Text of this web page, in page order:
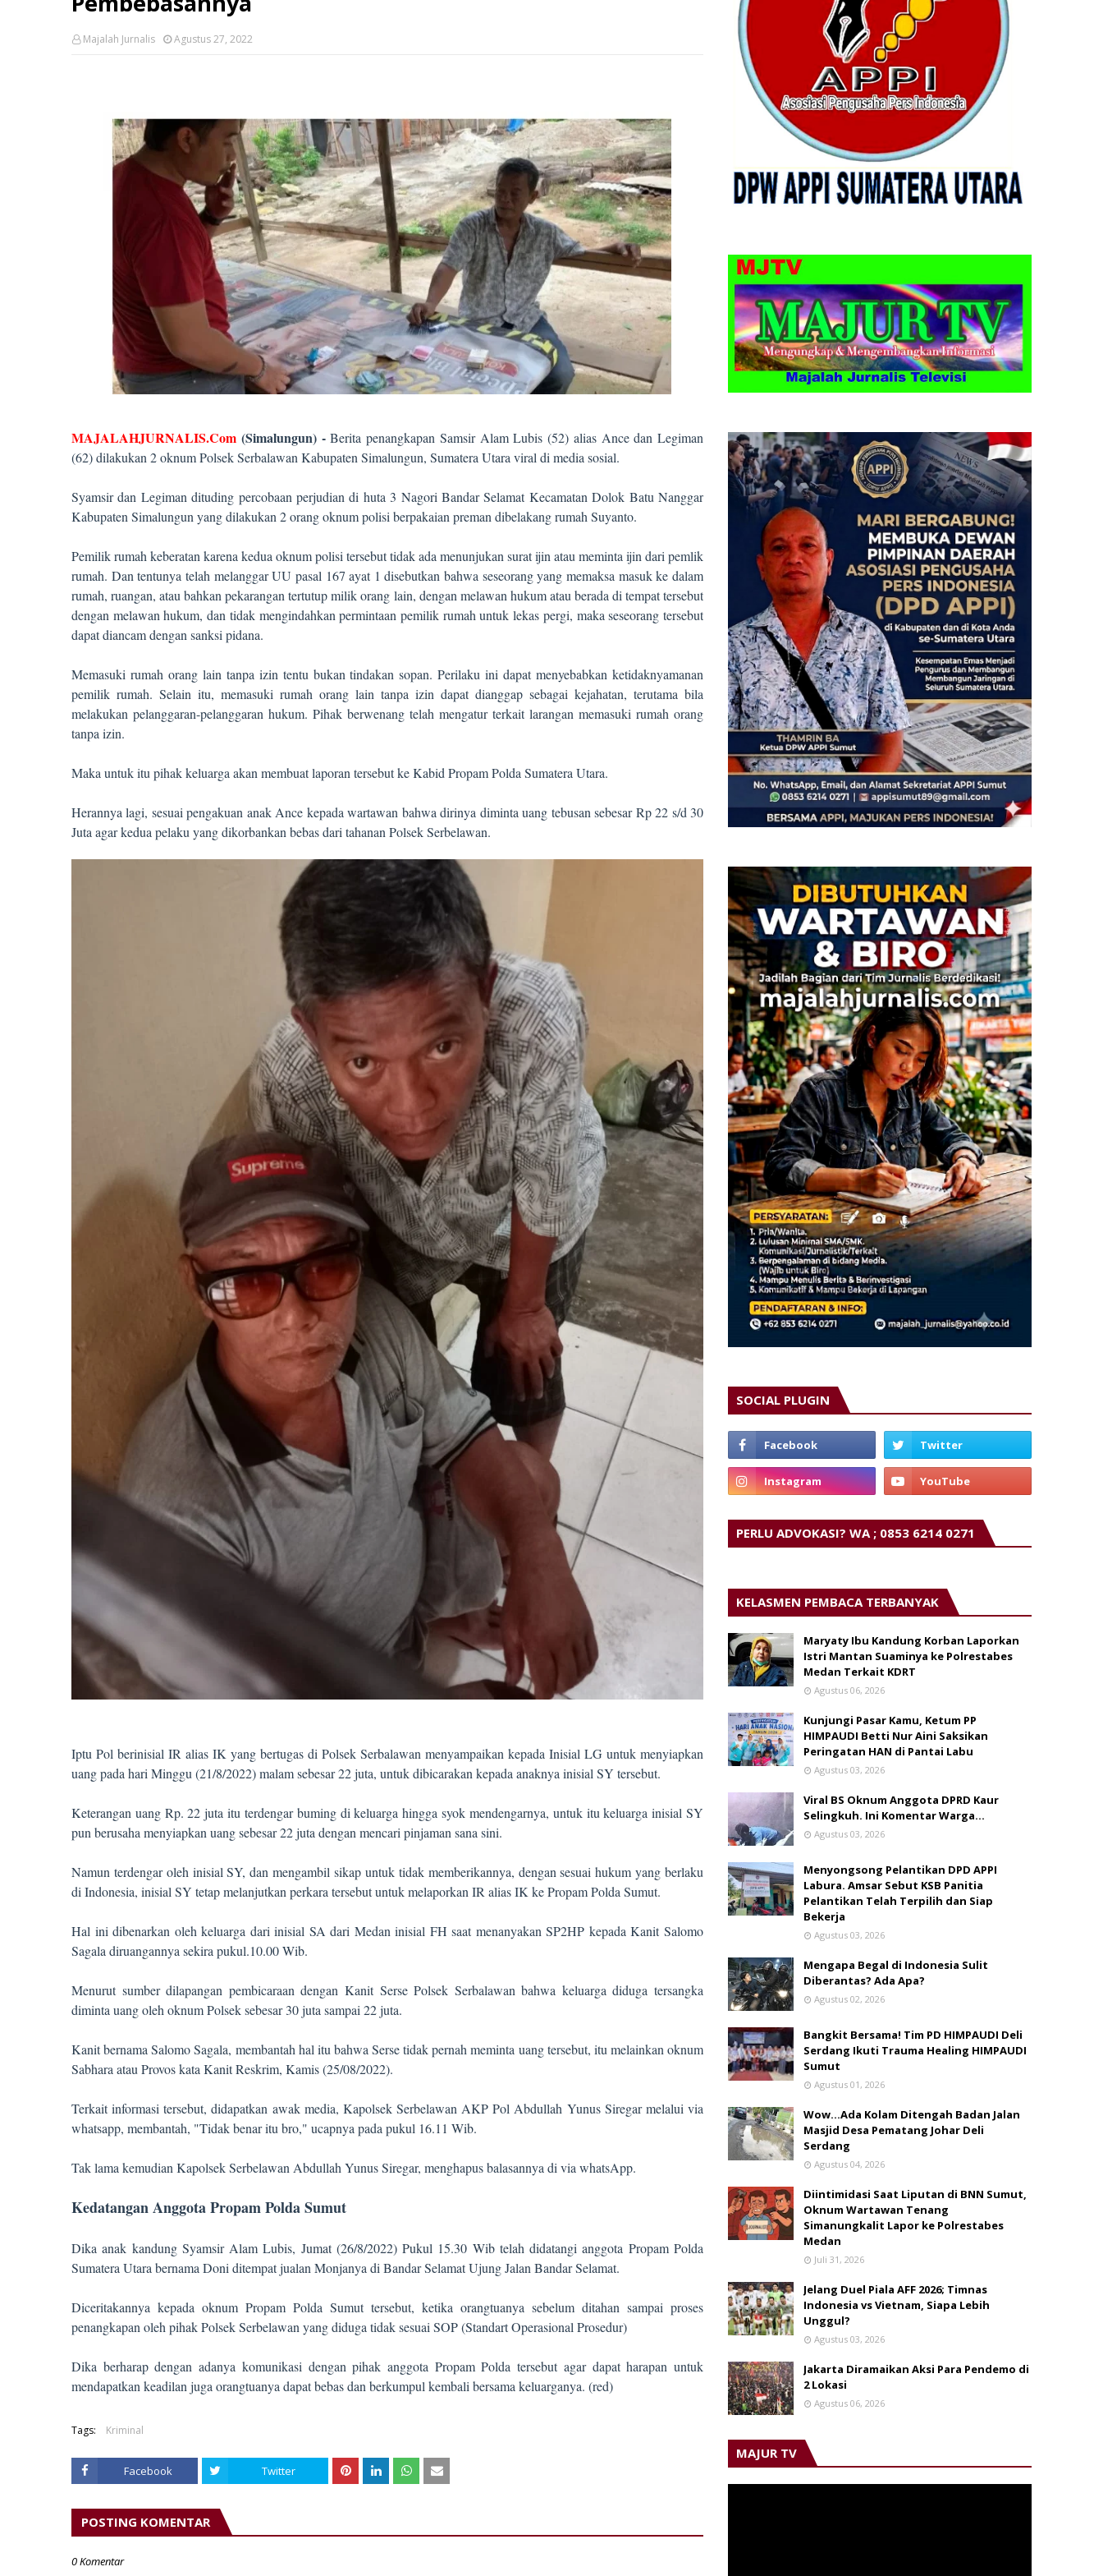
Majalah Jurnalis Agustus 27, 2022
MAJALAHJURNALIS.Com (Simalungun) -Berita penangkapan Samsir Alam Lubis (52) alias Ance dan Legiman
(62) dilakukan 2 oknum Polsek Serbalawan Kabupaten Simalungun, Sumatera Utara viral di media sosial.
Syamsir dan Legiman dituding percobaan perjudian di huta 3 Nagori Bandar Selamat Kecamatan Dolok Batu Nanggar
Kabupaten Simalungun yang dilakukan 2 orang oknum polisi berpakaian preman dibelakang rumah Suyanto.
Pemilik rumah keberatan karena kedua oknum polisi tersebut tidak ada menunjukan surat ijin atau meminta ijin dari pemlik
rumah. Dan tentunya telah melanggar UU pasal 167 ayat 1 disebutkan bahwa seseorang yang memaksa masuk ke dalam
rumah, ruangan, atau bahkan pekarangan tertutup milik orang lain, dengan melawan hukum atau berada di tempat tersebut
dengan melawan hukum, dan tidak mengindahkan permintaan pemilik rumah untuk lekas pergi, maka seseorang tersebut
dapat diancam dengan sanksi pidana.
Memasuki rumah orang lain tanpa izin tentu bukan tindakan sopan. Perilaku ini dapat menyebabkan ketidaknyamanan
pemilik rumah. Selain itu, memasuki rumah orang lain tanpa izin dapat dianggap sebagai kejahatan, terutama bila
melakukan pelanggaran-pelanggaran hukum. Pihak berwenang telah mengatur terkait larangan memasuki rumah orang
tanpa izin.
Maka untuk itu pihak keluarga akan membuat laporan tersebut ke Kabid Propam Polda Sumatera Utara.
Herannya lagi, sesuai pengakuan anak Ance kepada wartawan bahwa dirinya diminta uang tebusan sebesar Rp 22 s/d 30
Juta agar kedua pelaku yang dikorbankan bebas dari tahanan Polsek Serbelawan.
Iptu Pol berinisial IR alias IK yang bertugas di Polsek Serbalawan menyampaikan kepada Inisial LG untuk menyiapkan
uang pada hari Minggu (21/8/2022) malam sebesar 22 juta, untuk dibicarakan kepada anaknya inisial SY tersebut.
Keterangan uang Rp. 22 juta itu terdengar buming di keluarga hingga syok mendengarnya, untuk itu keluarga inisial SY
pun berusaha menyiapkan uang sebesar 22 juta dengan mencari pinjaman sana sini.
Namun terdengar oleh inisial SY, dan mengambil sikap untuk tidak memberikannya, dengan sesuai hukum yang berlaku
di Indonesia, inisial SY tetap melanjutkan perkara tersebut untuk melaporkan IR alias IK ke Propam Polda Sumut.
Hal ini dibenarkan oleh keluarga dari inisial SA dari Medan inisial FH saat menanyakan SP2HP kepada Kanit Salomo
Sagala diruangannya sekira pukul.10.00 Wib.
Menurut sumber dilapangan pembicaraan dengan Kanit Serse Polsek Serbalawan bahwa keluarga diduga tersangka
diminta uang oleh oknum Polsek sebesar 30 juta sampai 22 juta.
Kanit bernama Salomo Sagala, membantah hal itu bahwa Serse tidak pernah meminta uang tersebut, itu melainkan oknum
Sabhara atau Provos kata Kanit Reskrim, Kamis (25/08/2022).
Terkait informasi tersebut, didapatkan awak media, Kapolsek Serbelawan AKP Pol Abdullah Yunus Siregar melalui via
whatsapp, membantah, "Tidak benar itu bro," ucapnya pada pukul 16.11 Wib.
Tak lama kemudian Kapolsek Serbelawan Abdullah Yunus Siregar, menghapus balasannya di via whatsApp.
Kedatangan Anggota Propam Polda Sumut
Dika anak kandung Syamsir Alam Lubis, Jumat (26/8/2022) Pukul 15.30 Wib telah didatangi anggota Propam Polda
Sumatera Utara bernama Doni ditempat jualan Monjanya di Bandar Selamat Ujung Jalan Bandar Selamat.
Diceritakannya kepada oknum Propam Polda Sumut tersebut, ketika orangtuanya sebelum ditahan sampai proses
penangkapan oleh pihak Polsek Serbelawan yang diduga tidak sesuai SOP (Standart Operasional Prosedur)
Dika berharap dengan adanya komunikasi dengan pihak anggota Propam Polda tersebut agar dapat harapan untuk
mendapatkan keadilan juga orangtuanya dapat bebas dan berkumpul kembali bersama keluarganya. (red)
Tags: Kriminal
Facebook Twitter
POSTING KOMENTAR
0 Komentar
SOCIAL PLUGIN
PERLU ADVOKASI? WA ; 0853 6214 0271
KELASMEN PEMBACA TERBANYAK
Maryaty Ibu Kandung Korban Laporkan
Istri Mantan Suaminya ke Polrestabes
Medan Terkait KDRT
Agustus 06, 2026
Kunjungi Pasar Kamu, Ketum PP
HIMPAUDI Betti Nur Aini Saksikan
Peringatan HAN di Pantai Labu
Agustus 03, 2026
Viral BS Oknum Anggota DPRD Kaur
Selingkuh. Ini Komentar Warga…
Agustus 03, 2026
Menyongsong Pelantikan DPD APPI
Labura. Amsar Sebut KSB Panitia
Pelantikan Telah Terpilih dan Siap
Bekerja
Agustus 03, 2026
Mengapa Begal di Indonesia Sulit
Diberantas? Ada Apa?
Agustus 02, 2026
Bangkit Bersama! Tim PD HIMPAUDI Deli
Serdang Ikuti Trauma Healing HIMPAUDI
Sumut
Agustus 01, 2026
Wow...Ada Kolam Ditengah Badan Jalan
Masjid Desa Pematang Johar Deli
Serdang
Agustus 04, 2026
Diintimidasi Saat Liputan di BNN Sumut,
Oknum Wartawan Tenang
Simanungkalit Lapor ke Polrestabes
Medan
Juli 31, 2026
Jelang Duel Piala AFF 2026; Timnas
Indonesia vs Vietnam, Siapa Lebih
Unggul?
Agustus 03, 2026
Jakarta Diramaikan Aksi Para Pendemo di
2 Lokasi
Agustus 06, 2026
MAJUR TV